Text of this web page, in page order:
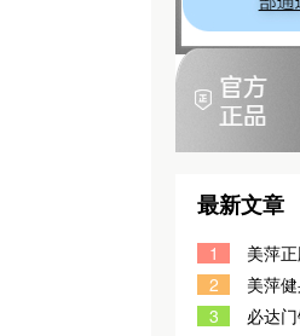
最新文章
1
美萍
可以
的方
2
美萍
义日
3
必达